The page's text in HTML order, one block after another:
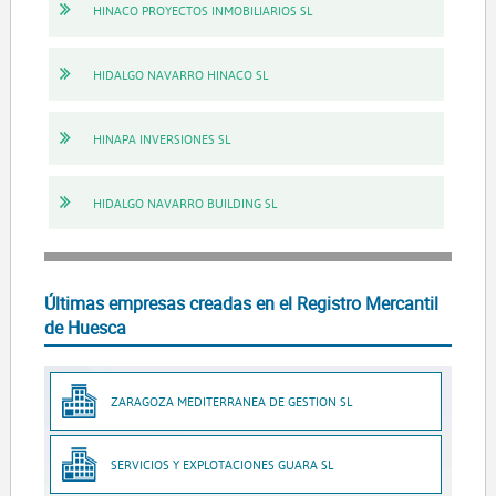
HINACO PROYECTOS INMOBILIARIOS SL
HIDALGO NAVARRO HINACO SL
HINAPA INVERSIONES SL
HIDALGO NAVARRO BUILDING SL
Últimas empresas creadas en el Registro Mercantil
de Huesca
ZARAGOZA MEDITERRANEA DE GESTION SL
SERVICIOS Y EXPLOTACIONES GUARA SL